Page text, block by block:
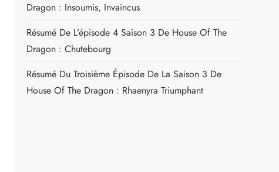
Dragon : Insoumis, Invaincus
Résumé De L’épisode 4 Saison 3 De House Of The
Dragon : Chutebourg
Résumé Du Troisième Épisode De La Saison 3 De
House Of The Dragon : Rhaenyra Triumphant